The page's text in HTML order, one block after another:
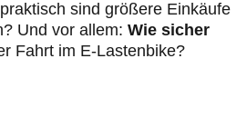
sind größere Einkäufe
Und vor allem: Wie sicher
Fahrt im E-Lastenbike?